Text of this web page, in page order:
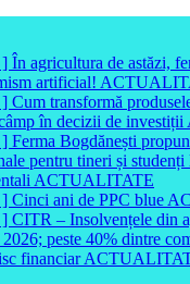
] În agricultura de astăzi,
artificial!
] Cum transformă
în decizii de investiții
] Ferma Bogdănești
pentru tineri și studenți
ACTUALITATE
] Cinci ani de PPC blue
] CITR – Insolvențele din
peste 40% dintre
financiar